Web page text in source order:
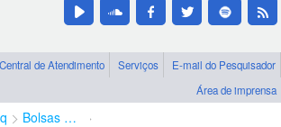
Central de Atendimento Serviços
E-mail do Pesquisador
Área de imprensa
Bolsas e Auxílios Vigentes